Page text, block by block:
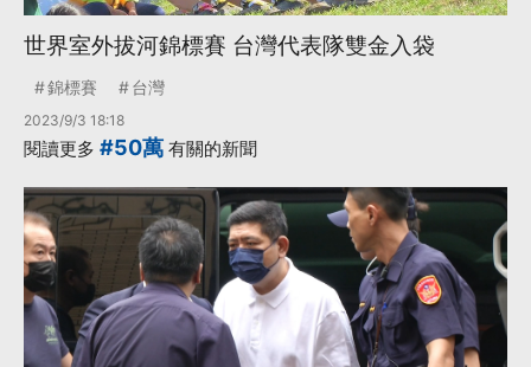
世界室外拔河錦標賽 台灣代表隊雙金入袋
錦標賽 台灣
2023/9/3 18:18
閱讀更多 #50萬 有關的新聞